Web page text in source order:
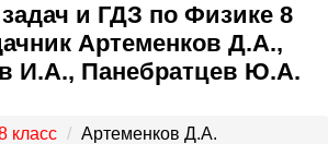
и ГДЗ по Физике 8
Артеменков Д.А.,
И.А., Панебратцев Ю.А.
класс Артеменков Д.А.